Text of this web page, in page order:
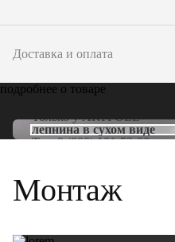
Доставка и оплата
подробнее о товаре
Только уARTPOLE
лепнина в сухом виде
Тел:8 (800) 101-53-00
Монтаж